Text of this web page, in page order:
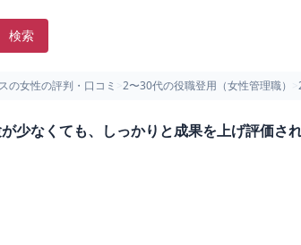
検索
の女性の評判・口コミ 2〜30代の役職登用（女性管理職）
少なくても、しっかりと成果を上げ評価さ